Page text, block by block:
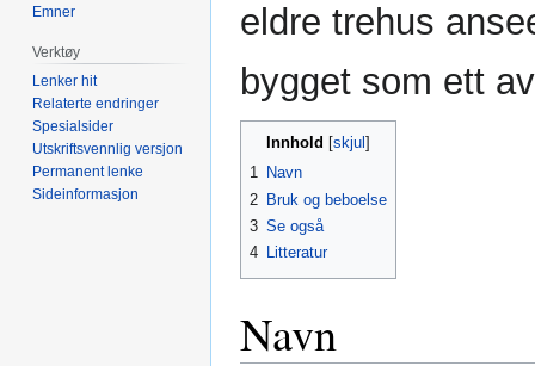
eldre trehus
bygget som ett
Innhold
1 Navn
2 Bruk og beboelse
3 Se også
4 Litteratur
Navn
Emner
Verktøy
Lenker hit
Relaterte endringer
Spesialsider
Utskriftsvennlig versjon
Permanent lenke
Sideinformasjon